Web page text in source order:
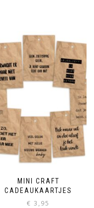
MINI CRAFT
CADEAUKAARTJES
€ 3,95